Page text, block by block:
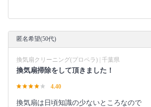
匿名希望(50代)
換気扇クリーニング(プロペラ) | 千葉県
換気扇掃除をして頂きました！
4.40
換気扇は日頃知識の少ないところなので